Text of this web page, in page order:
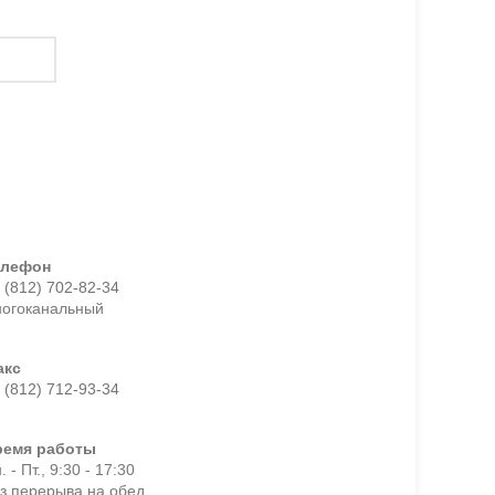
(812) 702-82-34
(812) 712-93-34
работы
- Пт., 9:30 - 17:30
перерыва на обед